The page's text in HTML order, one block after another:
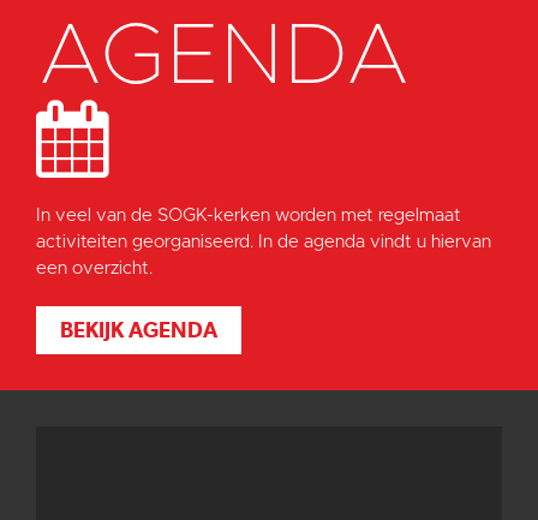
AGENDA
In veel van de SOGK-kerken worden met regelmaat
activiteiten georganiseerd. In de agenda vindt u hiervan
een overzicht.
BEKIJK AGENDA